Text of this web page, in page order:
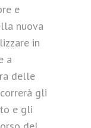
e
nuova
in
a
delle
gli
e gli